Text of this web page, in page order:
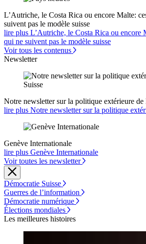
L’Autriche, le Costa Rica ou encore Malte:
suivent pas le modèle suisse
lire plus L’Autriche, le Costa Rica ou encore
qui ne suivent pas le modèle suisse
Voir tous les contenus
Newsletter
Notre newsletter sur la politique extérieure de
lire plus Notre newsletter sur la politique
Genève Internationale
lire plus Genève Internationale
Voir toutes les newsletter
Démocratie Suisse
Guerres de l’information
Démocratie numérique
Élections mondiales
Les meilleures histoires